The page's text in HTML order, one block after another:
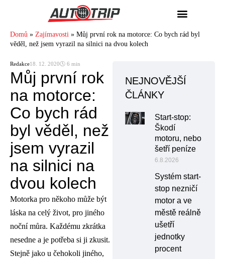
Domů » Zajímavosti » Můj první rok na motorce: Co bych rád byl
věděl, než jsem vyrazil na silnici na dvou kolech
Redakce18. 12. 2020🕓 6 min
Můj první rok
na motorce:
Co bych rád
byl věděl, než
jsem vyrazil
na silnici na
dvou kolech
Motorka pro někoho může být
láska na celý život, pro jiného
noční můra. Každému zkrátka
nesedne a je potřeba si ji zkusit.
Stejně jako u čehokoli jiného,
NEJNOVĚJŠÍ
ČLÁNKY
Start-stop:
Škodí
motoru, nebo
šetří peníze
6.8.2026
Systém start-
stop nezničí
motor a ve
městě reálně
ušetří
jednotky
procent